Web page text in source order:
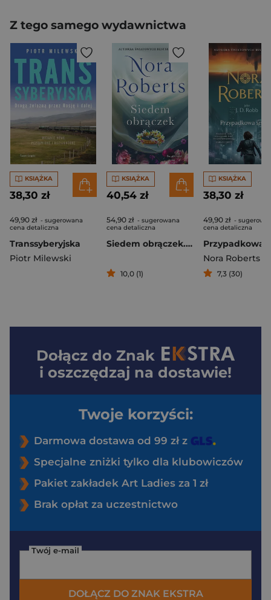
Z tego samego wydawnictwa
KSIĄŻKA
38,30 zł
49,90 zł - sugerowana
cena detaliczna
Transsyberyjska
Piotr Milewski
KSIĄŻKA
40,54 zł
54,90 zł - sugerowana
cena detaliczna
Siedem obrączek. Trylogia Zaginione Narzeczone. Tom 3
10,0 (1)
KSIĄŻKA
38,30 zł
49,90 zł -
cena detaliczna
Nora Roberts
7,3 (30)
Dołącz do Znak
i oszczędzaj na dostawie!
Twoje korzyści:
Darmowa dostawa od 99 zł z
Specjalne zniżki tylko dla klubowiczów
Pakiet zakładek Art Ladies za 1 zł
Brak opłat za uczestnictwo
Twój e-mail
DOŁĄCZ DO ZNAK EKSTRA